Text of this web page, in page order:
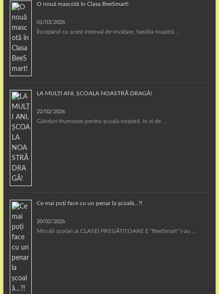
O nouă mascotă în Clasa BeeSmart!
01/03/2026
Începând cu acest interval de învățare, familia noastră …
LA MULȚI ANI, ȘCOALA NOASTRĂ DRAGĂ!
22/02/2026
Gânduri frumoase pentru școala noastră, în zi de …
Ce mai poți face cu un penar la școală…?!
20/02/2026
Micuții școlari ai CLASEI PREGĂTITOARE E “BeeSmart” l-au …